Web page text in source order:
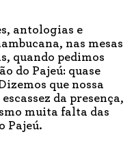
antologias e
nas mesas
quando pedimos
do Pajeú: quase
que nossa
da presença,
muita falta das
Pajeú.